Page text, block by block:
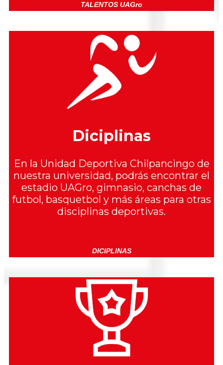
TALENTOS UAGro
Diciplinas
En la Unidad Deportiva Chilpancingo de
nuestra universidad, podrás encontrar el
estadio UAGro, gimnasio, canchas de
futbol, basquetbol y más áreas para otras
disciplinas deportivas.
DICIPLINAS